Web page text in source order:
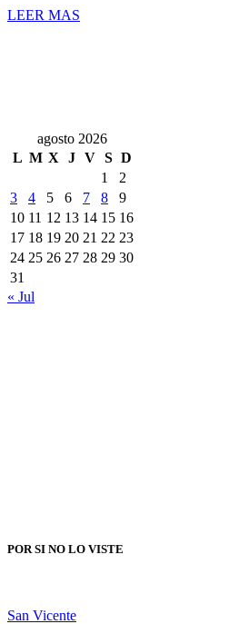
LEER MAS
agosto 2026
L M X J V S D
1
2
3
4 5 6 7 8
9
10 11 12 13 14 15 16
17 18 19 20 21 22 23
24 25 26 27 28 29 30
31
« Jul
POR SI NO LO VISTE
San Vicente